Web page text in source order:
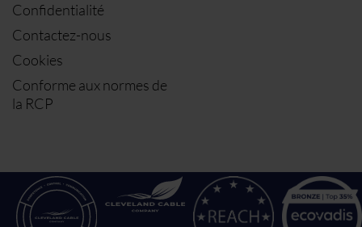
Confidentialité
Contactez-nous
Cookies
Conforme aux normes de
la RCP